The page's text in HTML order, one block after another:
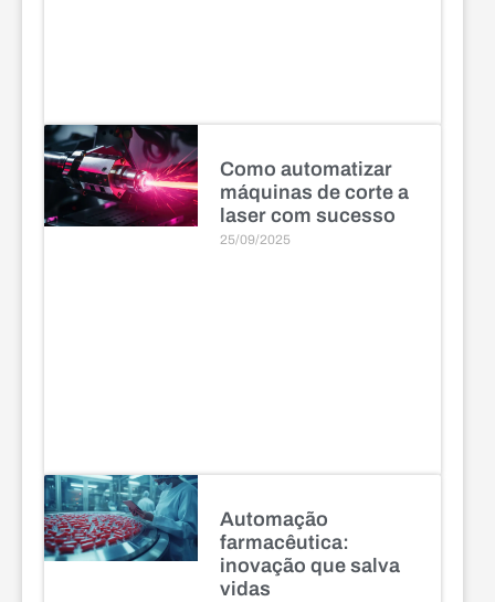
Como automatizar
máquinas de corte a
laser com sucesso
25/09/2025
Automação
farmacêutica:
inovação que salva
vidas